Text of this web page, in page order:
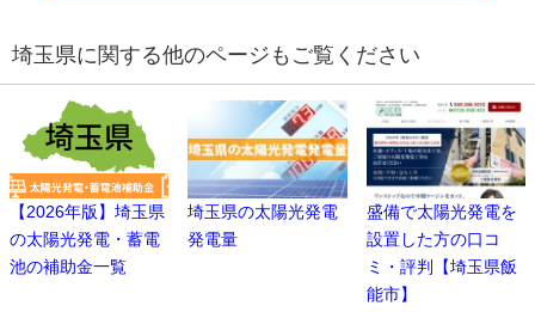
埼玉県に関する他のページもご覧ください
【2026年版】埼玉県
の太陽光発電・蓄電
池の補助金一覧
埼玉県の太陽光発電
発電量
盛備で太陽光発電を
設置した方の口コ
ミ・評判【埼玉県飯
能市】